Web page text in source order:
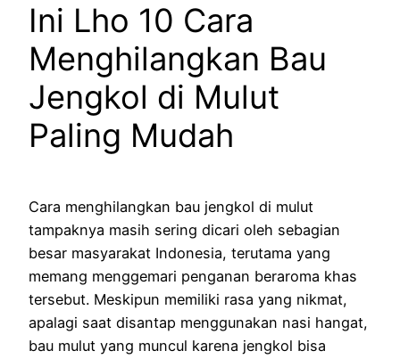
Ini Lho 10 Cara
Menghilangkan Bau
Jengkol di Mulut
Paling Mudah
Cara menghilangkan bau jengkol di mulut
tampaknya masih sering dicari oleh sebagian
besar masyarakat Indonesia, terutama yang
memang menggemari penganan beraroma khas
tersebut. Meskipun memiliki rasa yang nikmat,
apalagi saat disantap menggunakan nasi hangat,
bau mulut yang muncul karena jengkol bisa